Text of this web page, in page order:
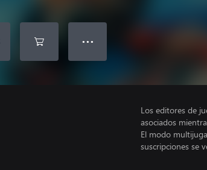
● ● ●
Los editores de
asociados
El modo
suscripciones se